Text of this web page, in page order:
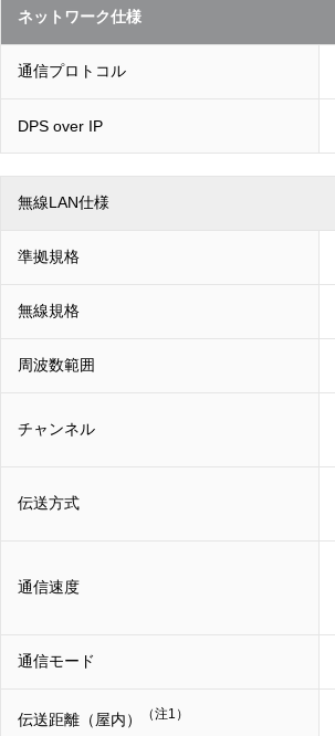
ネットワーク仕様
通信プロトコル
DPS over IP
無線LAN仕様
準拠規格
無線規格
周波数範囲
チャンネル
伝送方式
通信速度
通信モード
伝送距離（屋内） （注1）